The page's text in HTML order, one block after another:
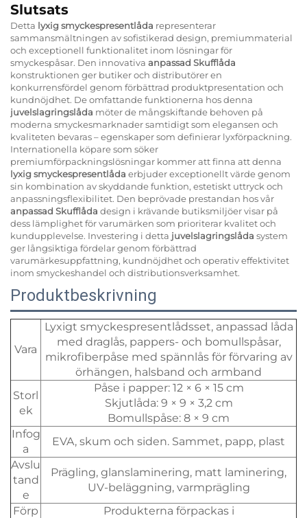
Slutsats
Detta lyxig smyckespresentlåda representerar
sammansmältningen av sofistikerad design, premiummaterial
och exceptionell funktionalitet inom lösningar för
smyckespåsar. Den innovativa anpassad Skufflåda
konstruktionen ger butiker och distributörer en
konkurrensfördel genom förbättrad produktpresentation och
kundnöjdhet. De omfattande funktionerna hos denna
juvelslagringslåda möter de mångskiftande behoven på
moderna smyckesmarknader samtidigt som elegansen och
kvaliteten bevaras – egenskaper som definierar lyxförpackning.
Internationella köpare som söker
premiumförpackningslösningar kommer att finna att denna
lyxig smyckespresentlåda erbjuder exceptionellt värde genom
sin kombination av skyddande funktion, estetiskt uttryck och
anpassningsflexibilitet. Den beprövade prestandan hos vår
anpassad Skufflåda design i krävande butiksmiljöer visar på
dess lämplighet för varumärken som prioriterar kvalitet och
kundupplevelse. Investering i detta juvelslagringslåda system
ger långsiktiga fördelar genom förbättrad
varumärkesuppfattning, kundnöjdhet och operativ effektivitet
inom smyckeshandel och distributionsverksamhet.
Produktbeskrivning
Vara
Lyxigt smyckespresentlådsset, anpassad låda
med draglås, pappers- och bomullspåsar,
mikrofiberpåse med spännlås för förvaring av
örhängen, halsband och armband
Storl
ek
Påse i papper: 12 × 6 × 15 cm
Skjutlåda: 9 × 9 × 3,2 cm
Bomullspåse: 8 × 9 cm
Infog
a
EVA, skum och siden. Sammet, papp, plast
Avslu
tand
e
Prägling, glanslaminering, matt laminering,
UV-beläggning, varmprägling
Förp
Produkterna förpackas i